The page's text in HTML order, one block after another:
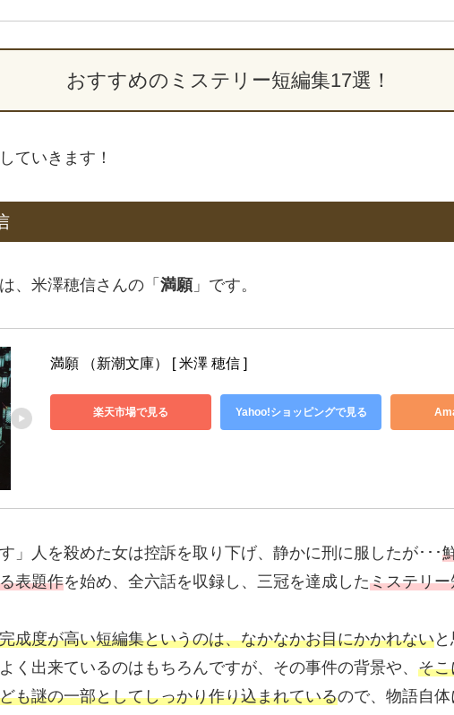
おすすめのミステリー短編集17選！
ていきます！
、米澤穂信さんの「 満願 」です。
満願 （新潮文庫） [ 米澤 穂信 ]
楽天市場で見る Yahoo!ショッピングで見る
」人を殺めた女は控訴を取り下げ、静かに刑に服したが･･･
表題作を始め、全六話を収録し、三冠を達成したミステリ
成度が高い短編集というのは、なかなかお目にかかれない
く出来ているのはもちろんですが、その事件の背景や、 そこ
も謎の一部としてしっかり作り込まれているので、物語自